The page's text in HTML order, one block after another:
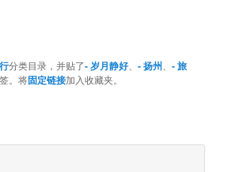
行分类目录，并贴了- 岁月静好、- 扬州 、- 旅
。将固定链接加入收藏夹。